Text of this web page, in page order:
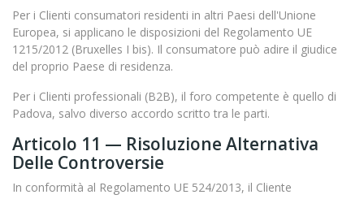
Per i Clienti consumatori residenti in altri Paesi dell'Unione
Europea, si applicano le disposizioni del Regolamento UE
1215/2012 (Bruxelles I bis). Il consumatore può adire il giudice
del proprio Paese di residenza.
Per i Clienti professionali (B2B), il foro competente è quello di
Padova, salvo diverso accordo scritto tra le parti.
Articolo 11 — Risoluzione Alternativa
Delle Controversie
In conformità al Regolamento UE 524/2013, il Cliente